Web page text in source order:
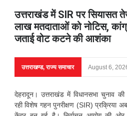
उत्तराखंड में SIR पर सियासत
लाख मतदाताओं को नोटिस,
जताई वोट कटने की आशंका
उत्तराखण्ड,राज्य समाचार August 6,
देहरादून। उत्तराखंड में विधानसभा चुनाव
रही विशेष गहन पुनरीक्षण (SIR) प्रक्रिया